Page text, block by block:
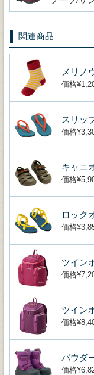
関連商品
メリノ
価格
スリッ
価格
キャニ
価格
ロック
価格
ツイン
価格
ツイン
価格
パウダ
価格